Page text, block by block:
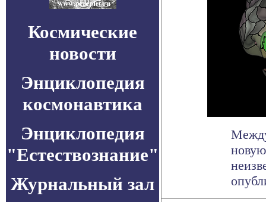
Космические
новости
Энциклопедия
космонавтика
Энциклопедия
"Естествознание"
Журнальный зал